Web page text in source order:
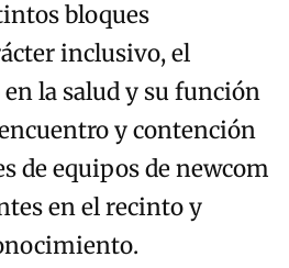
bloques
inclusivo, el
la salud y su función
y contención
de equipos de newcom
en el recinto y